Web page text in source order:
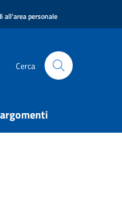
all'area personale
Cerca